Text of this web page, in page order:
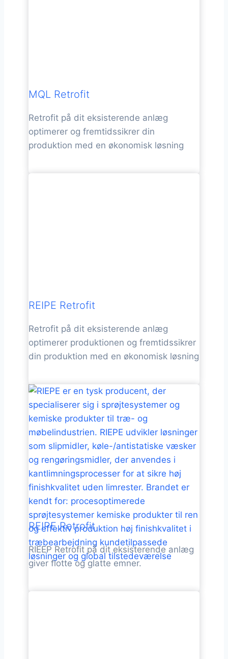
MQL Retrofit
Retrofit på dit eksisterende anlæg
optimerer og fremtidssikrer din
produktion med en økonomisk løsning
REIPE Retrofit
Retrofit på dit eksisterende anlæg
optimerer produktionen og fremtidssikrer
din produktion med en økonomisk løsning
REIPE Retrofit
RIEEP Retrofit på dit eksisterende anlæg
giver flotte og glatte emner.